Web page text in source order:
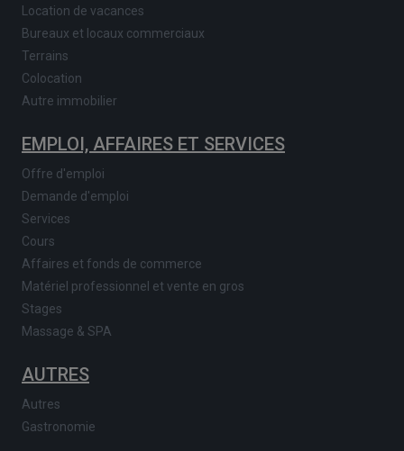
Location de vacances
Bureaux et locaux commerciaux
Terrains
Colocation
Autre immobilier
EMPLOI, AFFAIRES ET SERVICES
Offre d'emploi
Demande d'emploi
Services
Cours
Affaires et fonds de commerce
Matériel professionnel et vente en gros
Stages
Massage & SPA
AUTRES
Autres
Gastronomie